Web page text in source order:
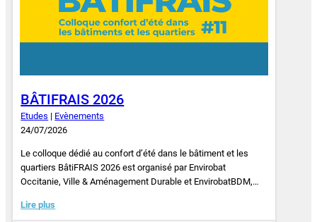
BÂTIFRAIS 2026
Etudes | Evènements
24/07/2026
Le colloque dédié au confort d’été dans le bâtiment et les
quartiers BâtiFRAIS 2026 est organisé par Envirobat
Occitanie, Ville & Aménagement Durable et EnvirobatBDM,…
Lire plus